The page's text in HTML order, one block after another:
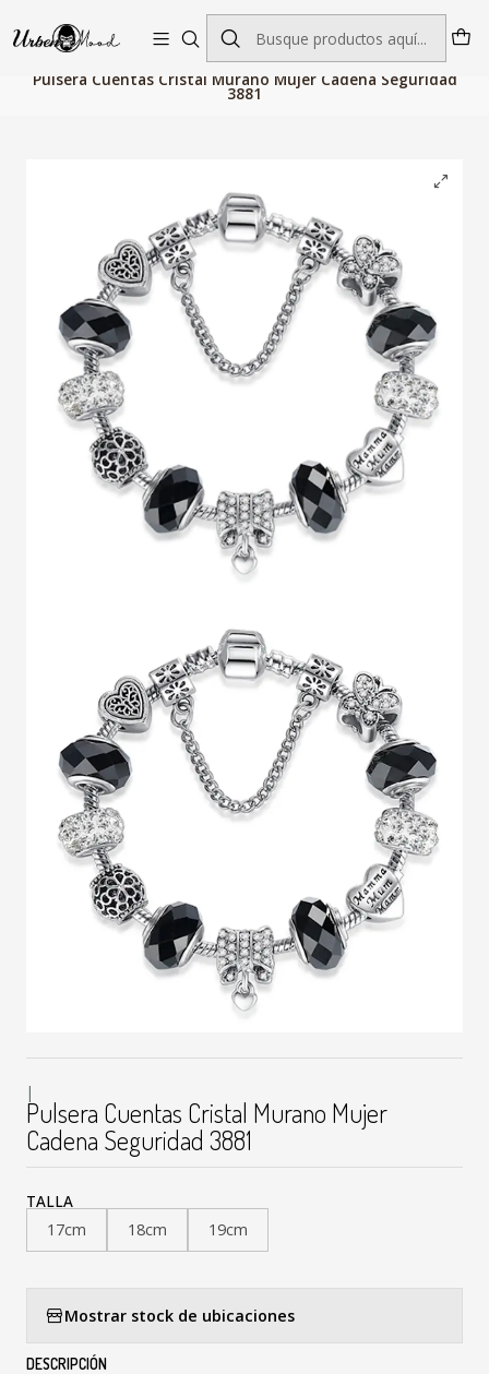
Envío GRATIS desde $60.000 | Entregas rápidas 1–5 días hábiles
Pulseras y Brazaletes
Pulsera Cuentas Cristal Murano Mujer Cadena Seguridad
3881
|
Pulsera Cuentas Cristal Murano Mujer
Cadena Seguridad 3881
TALLA
17cm
18cm 19cm
Mostrar stock de ubicaciones
DESCRIPCIÓN